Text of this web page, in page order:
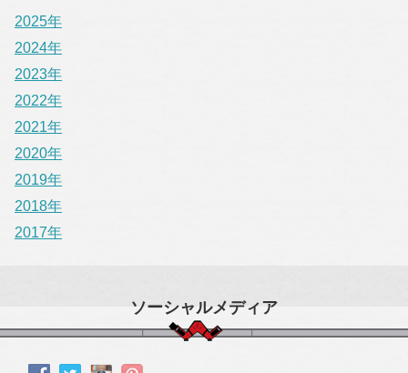
2025年
2024年
2023年
2022年
2021年
2020年
2019年
2018年
2017年
ソーシャルメディア